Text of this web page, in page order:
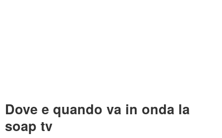
Dove e quando va in onda la
soap tv